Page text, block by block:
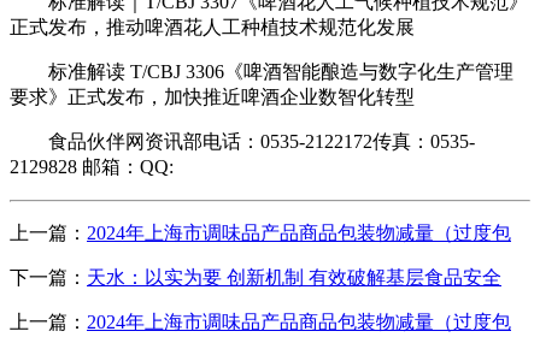
正式发布，推动啤酒花人工种植技术规范化发展
标准解读 T/CBJ 3306《啤酒智能酿造与数字化生产管理
要求》正式发布，加快推近啤酒企业数智化转型
食品伙伴网资讯部电话：0535-2122172传真：0535-
2129828 邮箱：QQ:
上一篇： 2024年上海市调味品产品商品包装物减量（过度包
下一篇： 天水：以实为要 创新机制 有效破解基层食品安全
上一篇： 2024年上海市调味品产品商品包装物减量（过度包